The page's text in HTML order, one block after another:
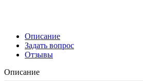
Описание
Задать вопрос
Отзывы
Описание